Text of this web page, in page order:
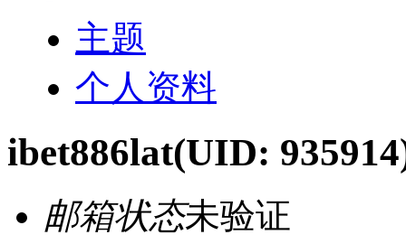
主题
个人资料
ibet886lat(UID:
邮箱状态未验证